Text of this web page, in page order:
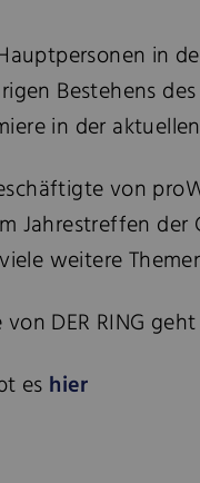
in
Bestehens
in der
von
Jahrestreffen
weitere
DER RING
es hier